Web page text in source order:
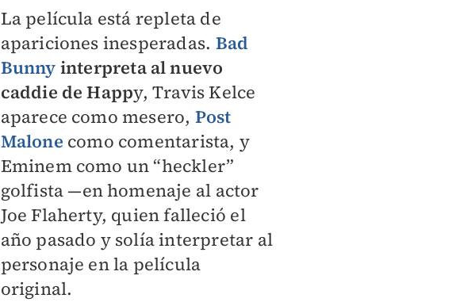
La película está repleta de
apariciones inesperadas. Bad
Bunny interpreta al nuevo
caddie de Happy, Travis Kelce
aparece como mesero, Post
Malone como comentarista, y
Eminem como un “heckler”
golfista —en homenaje al actor
Joe Flaherty, quien falleció el
año pasado y solía interpretar al
personaje en la película
original.